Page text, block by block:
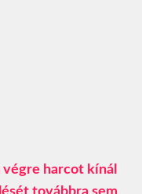
végre harcot kínál